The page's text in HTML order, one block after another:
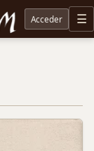
La Caza de Gollum, la
Acceder